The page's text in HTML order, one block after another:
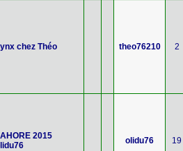
chez Théo theo76210 2
2015
olidu76 19